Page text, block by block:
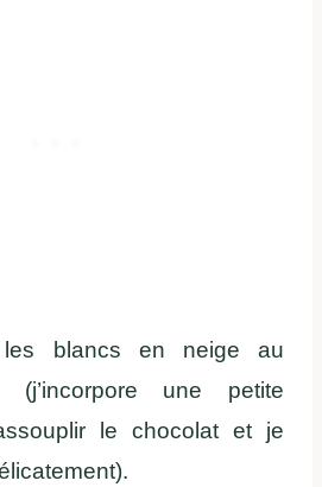
les blancs en neige au
(j’incorpore une petite
le chocolat et je